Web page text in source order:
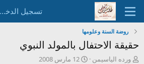
تسجيل الدخول
روضة السنة وعلومها
حقيقة الاحتفال بالمولد النبوي
بورده الياسيمن
ت12 مارس 2008